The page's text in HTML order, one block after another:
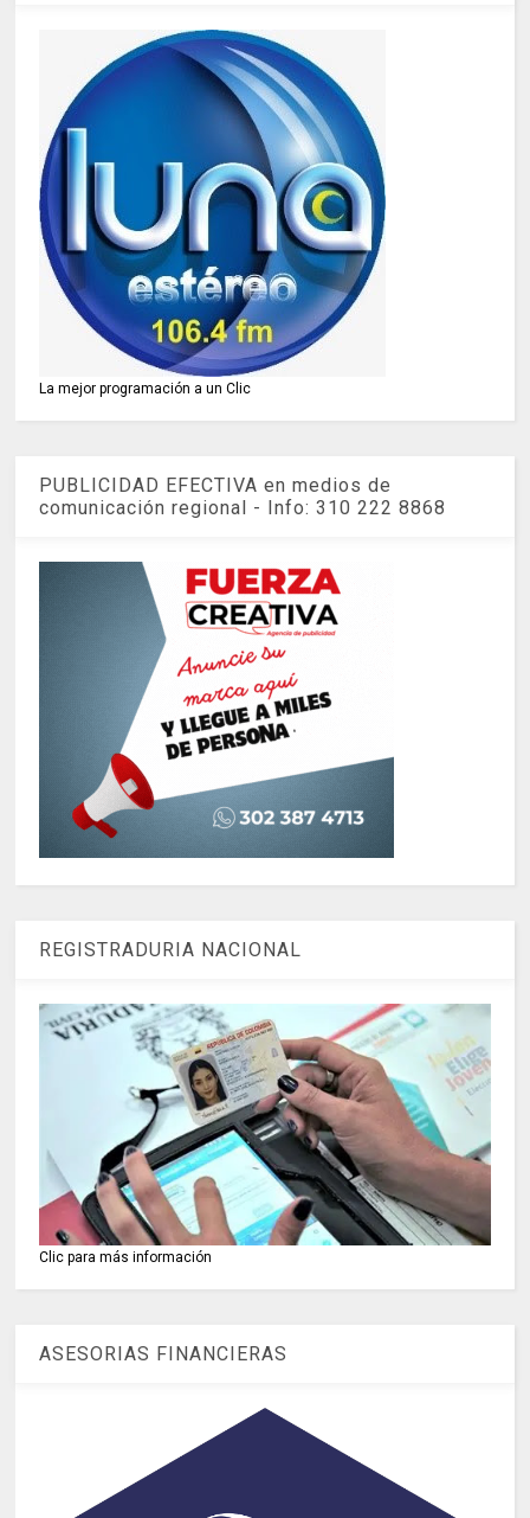
La mejor programación a un Clic
PUBLICIDAD EFECTIVA en medios de
comunicación regional - Info: 310 222 8868
REGISTRADURIA NACIONAL
Clic para más información
ASESORIAS FINANCIERAS